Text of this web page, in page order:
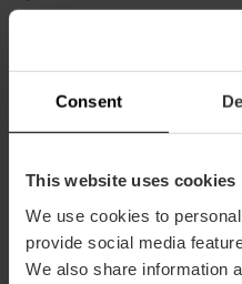
Consent
This website uses cookies
We use cookies to
provide social media
We also share information
17.30h (última reserva
Cómo llegar